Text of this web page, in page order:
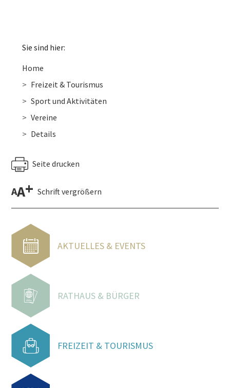
Sie sind hier:
Home
Freizeit & Tourismus
Sport und Aktivitäten
Vereine
Details
Seite drucken
AA+ Schrift vergrößern
AKTUELLES & EVENTS
RATHAUS & BÜRGER
FREIZEIT & TOURISMUS